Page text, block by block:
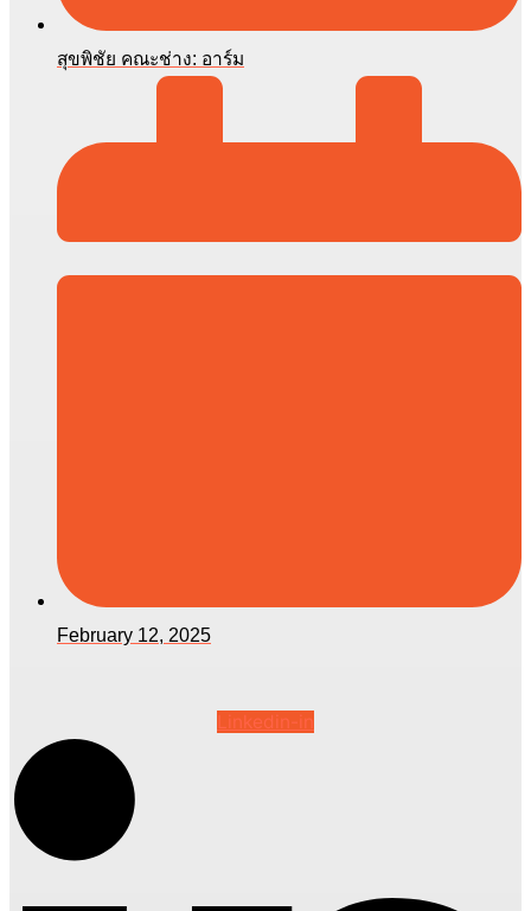
สุขพิชัย คณะช่าง: อาร์ม
February 12, 2025
Linkedin-in